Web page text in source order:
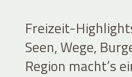
Freizeit-
Seen, Wege,
Region macht’s